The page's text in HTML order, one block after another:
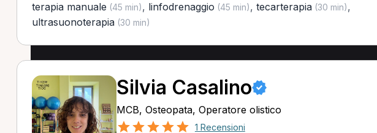
terapia manuale (45 min), linfodrenaggio (45 min), tecarterapia(30 min),
ultrasuonoterapia(30 min)
Silvia Casalino
MCB, Osteopata, Operatore olistico
1 Recensioni